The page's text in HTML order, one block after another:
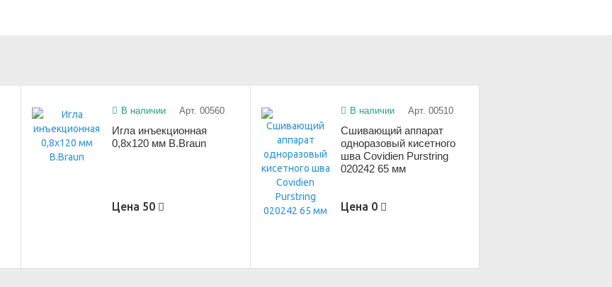
В наличии Арт. 00560
Игла инъекционная
0,8х120 мм B.Braun
Цена 50
В наличии Арт. 00510
Сшивающий аппарат
одноразовый кисетного
шва Covidien Purstring
020242 65 мм
Цена 0